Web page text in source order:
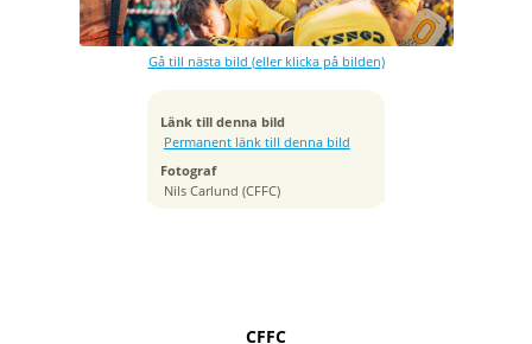
Gå till nästa bild (eller klicka på bilden)
Länk till denna bild
Permanent länk till denna bild
Fotograf
Nils Carlund (CFFC)
Kamera
Canon EOS-1D X Mark II
Tagen
ISO
320
Brännvidd
85 mm
CFFC